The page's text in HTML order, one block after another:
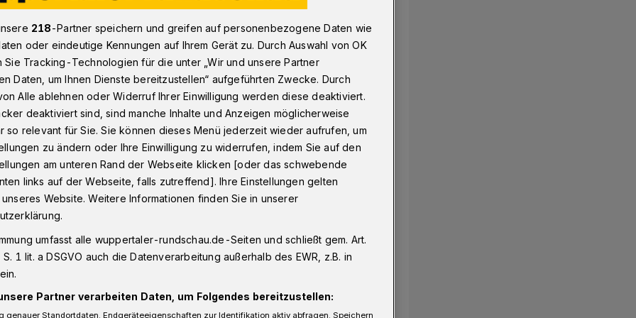
gestoppt
gestoppt
dem Weg", diese Aufforderung
einen Geldräuber, der Sekunden
hatte.
218-Partner speichern und greifen auf personenbezogene Daten wie
oder eindeutige Kennungen auf Ihrem Gerät zu. Durch Auswahl von OK
Sie Tracking-Technologien für die unter „Wir und unsere Partner
Daten, um Ihnen Dienste bereitzustellen“ aufgeführten Zwecke. Durch
Alle ablehnen oder Widerruf Ihrer Einwilligung werden diese deaktiviert.
deaktiviert sind, sind manche Inhalte und Anzeigen möglicherweise
so relevant für Sie. Sie können dieses Menü jederzeit wieder aufrufen, um
zu ändern oder Ihre Einwilligung zu widerrufen, indem Sie auf den
am unteren Rand der Webseite klicken [oder das schwebende
links auf der Webseite, falls zutreffend]. Ihre Einstellungen gelten
Website. Weitere Informationen finden Sie in unserer
umfasst alle wuppertaler-rundschau.de-Seiten und schließt gem. Art.
1 lit. a DSGVO auch die Datenverarbeitung außerhalb des EWR, z.B. in
Partner verarbeiten Daten, um Folgendes bereitzustellen:
genauer Standortdaten. Endgeräteeigenschaften zur Identifikation aktiv abfragen. Speichern